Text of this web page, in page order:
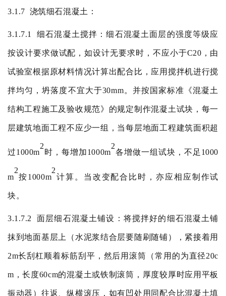
3.1.7 浇筑细石混凝土：
3.1.7.1细石混凝土搅拌：细石混凝土面层的强度等级应
按设计要求做试配，如设计无要求时，不应小于C20 ，由
试验室根据原材料情况计算出配合比，应用搅拌机进行搅
拌均匀，坍落度不宜大于30mm。并按国家标准《混凝土
结构工程施工及验收规范》的规定制作混凝土试块，每一
层建筑地面工程不应少一组，当每层地面工程建筑面积超
过1000m
2
时，每增加1000m
2
各增做一组试块，不足 1000
m
2
按1000m
2
计算。当改变配合比时，亦应相应制作试
块。
3.1.7.2面层细石混凝土铺设：将搅拌好的细石混凝土铺
抹到地面基层上（水泥浆结合层要随刷随铺），紧接着用
2m长刮杠顺着标筋刮平，然后用滚筒（常用的为直径20c
m ，长度60cm的混凝土或铁制滚筒，厚度较厚时应用平板
振动器）往返、纵横滚压，如有凹处用同配合比混凝土填